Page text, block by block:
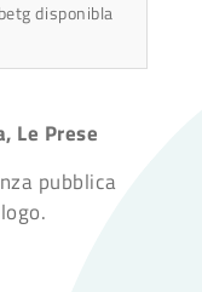
disponibla
Le Prese
pubblica